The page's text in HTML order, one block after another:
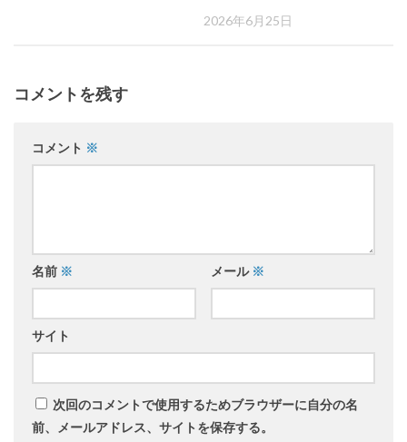
2026年6月25日
コメントを残す
コメント ※
名前 ※ メール ※
サイト
次回のコメントで使用するためブラウザーに自分の名
前、メールアドレス、サイトを保存する。